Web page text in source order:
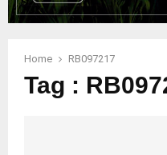
Home RB097217
Tag :